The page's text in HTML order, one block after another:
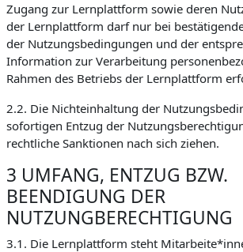
Zugang zur Lernplattform sowie deren
der Lernplattform darf nur bei
der Nutzungsbedingungen und der
Information zur Verarbeitung
Rahmen des Betriebs der Lernplattform
2.2. Die Nichteinhaltung der
sofortigen Entzug der
rechtliche Sanktionen nach sich ziehen.
3 UMFANG, ENTZUG BZW.
BEENDIGUNG DER
NUTZUNGBERECHTIGUNG
3.1. Die Lernplattform steht